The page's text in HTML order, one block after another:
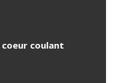
coulant